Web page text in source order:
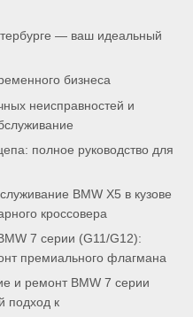
— ваш идеальный
бизнеса
неисправностей и
полное руководство для
BMW X5 в кузове
кроссовера
7 серии (G11/G12):
премиального флагмана
и ремонт BMW 7 серии
подход к